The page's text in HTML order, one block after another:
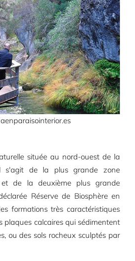
située au nord-ouest de la
s'agit de la plus grande zone
et de la deuxième plus grande
Réserve de Biosphère en
formations très caractéristiques
plaques calcaires qui sédimentent
ou des sols rocheux sculptés par